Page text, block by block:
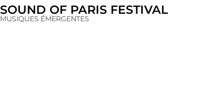
SOUND OF PARIS FESTIVAL
MUSIQUES ÉMERGENTES